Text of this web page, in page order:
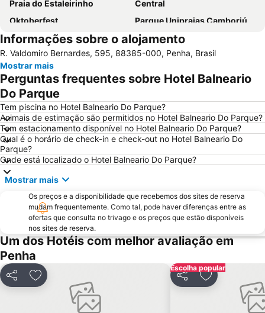
Praia do Estaleirinho
Central
Oktoberfest
Parque Unipraias Camboriú
Praia de Taquaras
Quatro ilhas
Estaleirinho
Travessia Balneário Camboriú
Carnamboriú
Laranjeiras
Retiro dos Padres
Sepultura
Informações sobre o alojamento
R. Valdomiro Bernardes, 595, 88385-000, Penha, Brasil
Mostrar mais
Perguntas frequentes sobre Hotel Balneario
Do Parque
Tem piscina no Hotel Balneario Do Parque?
Animais de estimação são permitidos no Hotel Balneario Do Parque?
Tem estacionamento disponível no Hotel Balneario Do Parque?
Qual é o horário de check-in e check-out no Hotel Balneario Do
Parque?
Onde está localizado o Hotel Balneario Do Parque?
Mostrar mais
Os preços e a disponibilidade que recebemos dos sites de reserva
mudam frequentemente. Como tal, pode haver diferenças entre as
ofertas que consulta no trivago e os preços que estão disponíveis
nos sites de reserva.
Um dos Hotéis com melhor avaliação em
Penha
PartilharAdicionar aos favoritos
Escolha popular
PartilharAdicionar